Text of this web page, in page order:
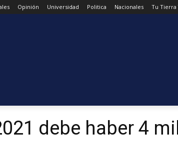
Opinión Universidad Politica Nacionales Tu Tierra
debe haber 4